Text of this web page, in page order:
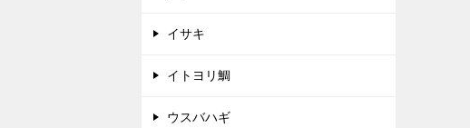
イサキ
イトヨリ鯛
ウスバハギ